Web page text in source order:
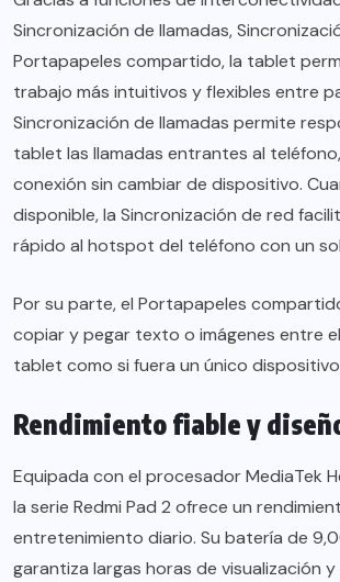
Sincronización de llamadas,
Portapapeles compartido, la tablet
trabajo más intuitivos y flexibles entre
Sincronización de llamadas permite
tablet las llamadas entrantes al
conexión sin cambiar de dispositivo.
disponible, la Sincronización de red
rápido al hotspot del teléfono con un
Por su parte, el Portapapeles
copiar y pegar texto o imágenes entre
tablet como si fuera un único
Rendimiento fiable y
Equipada con el procesador MediaTek
la serie Redmi Pad 2 ofrece un
entretenimiento diario. Su batería de
garantiza largas horas de visualización